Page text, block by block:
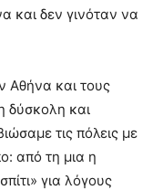
και δεν γινόταν να
Αθήνα και τους
δύσκολη και
τις πόλεις με
από τη μια η
για λόγους